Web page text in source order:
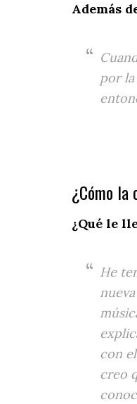
Además
por
¿Cómo la
¿Qué le
He
con
creo